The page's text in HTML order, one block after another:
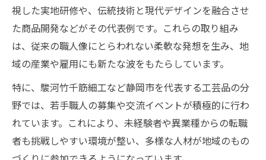
視した実地研修や、伝統技術と現代デザインを融合させ
た商品開発などがその代表例です。これらの取り組み
は、従来の職人像にとらわれない柔軟な発想を生み、地
域の産業や雇用にも新たな波をもたらしています。
特に、駿河竹千筋細工など静岡市を代表する工芸品の分
野では、若手職人の募集や交流イベントが積極的に行わ
れています。これにより、未経験者や異業種からの転職
者も挑戦しやすい環境が整い、多様な人材が地域のもの